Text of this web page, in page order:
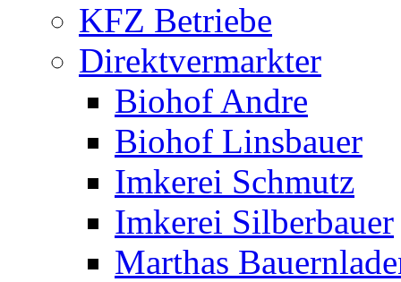
KFZ Betriebe
Direktvermarkter
Biohof Andre
Biohof Linsbauer
Imkerei Schmutz
Imkerei Silberbauer
Marthas